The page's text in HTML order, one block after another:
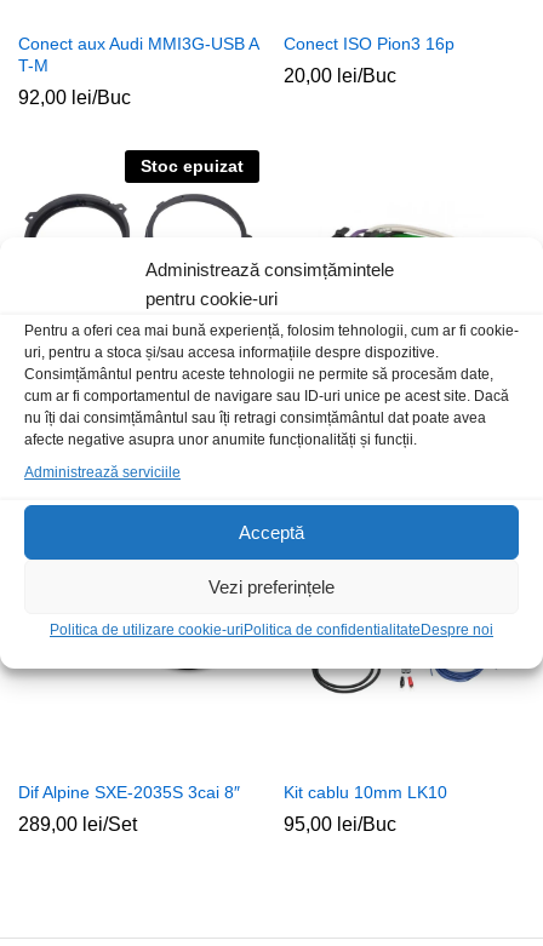
Administrează consimțămintele
pentru cookie-uri
Pentru a oferi cea mai bună experiență, folosim tehnologii, cum ar fi cookie-
uri, pentru a stoca și/sau accesa informațiile despre dispozitive.
Consimțământul pentru aceste tehnologii ne permite să procesăm date,
cum ar fi comportamentul de navigare sau ID-uri unice pe acest site. Dacă
nu îți dai consimțământul sau îți retragi consimțământul dat poate avea
afecte negative asupra unor anumite funcționalități și funcții.
Administrează serviciile
Acceptă
Vezi preferințele
Politica de utilizare cookie-uri Politica de confidentialitate Despre noi
Conect aux Audi MMI3G-USB A
T-M
92,00 lei/Buc
Conect ISO Pion3 16p
20,00 lei/Buc
Stoc epuizat
Rama dif Opel Astra F-G 91-05
plastic negru
50,00lei/Set
Conector ISO Daewoo Matiz
30,00lei /Buc
Dif Alpine SXE-2035S 3cai 8″
289,00 lei/Set
Kit cablu 10mm LK10
95,00 lei/Buc